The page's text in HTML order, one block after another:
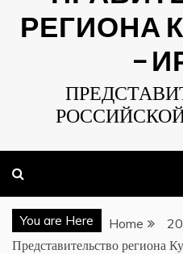
РЕГИОНА
—
You are Here Home
Представительство региона